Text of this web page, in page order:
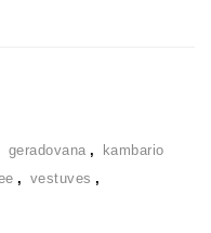
geradovana ,
kambario
, vestuves ,